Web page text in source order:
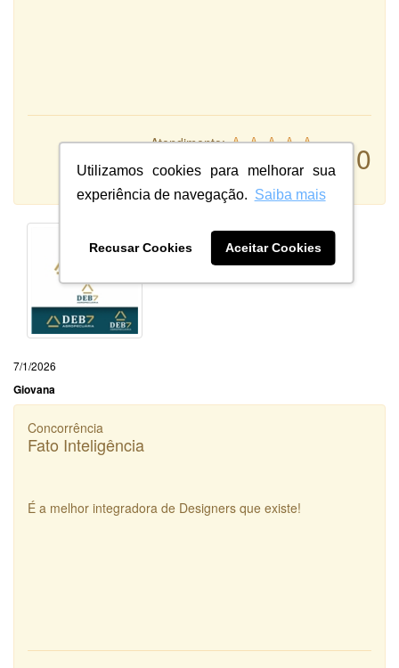
Utilizamos cookies para melhorar sua
experiência de navegação. Saiba mais
Recusar Cookies Aceitar Cookies
10
Atendimento:
Qualidade:
Sistema:
7/1/2026
Giovana
Concorrência
Fato Inteligência
É a melhor integradora de Designers que existe!